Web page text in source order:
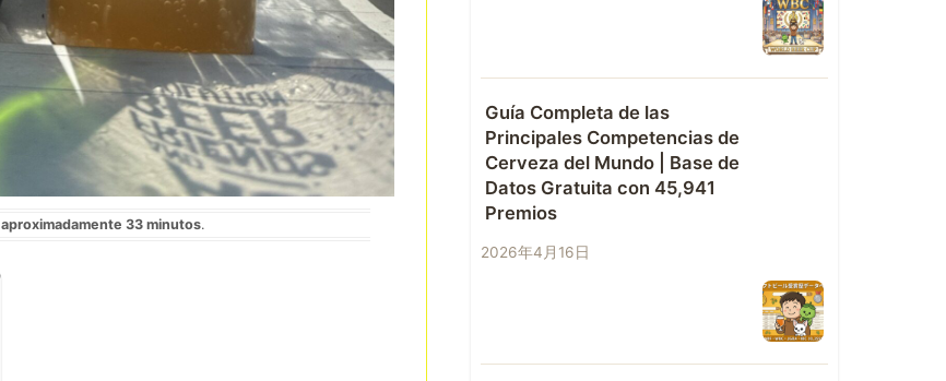
aproximadamente 33 minutos.
Guía Completa de las
Principales Competencias de
Cerveza del Mundo | Base de
Datos Gratuita con 45,941
Premios
2026年4月16日